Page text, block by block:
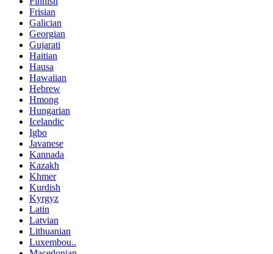
Frisian
Galician
Georgian
Gujarati
Haitian
Hausa
Hawaiian
Hebrew
Hmong
Hungarian
Icelandic
Igbo
Javanese
Kannada
Kazakh
Khmer
Kurdish
Kyrgyz
Latin
Latvian
Lithuanian
Luxembou..